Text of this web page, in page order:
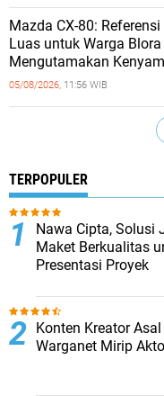
Mazda CX-80:
Luas untuk Warga
Mengutamakan
05/08/2026, 11:56 WIB
TERPOPULER
Nawa Cipta, Solusi
Maket Berkualitas
Presentasi Proyek
Konten Kreator
Warganet Mirip